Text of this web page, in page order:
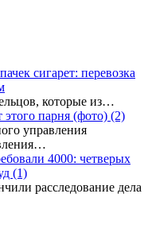
сигарет: перевозка
которые из…
парня (фото) (2)
управления
4000: четверых
(1)
расследование дела